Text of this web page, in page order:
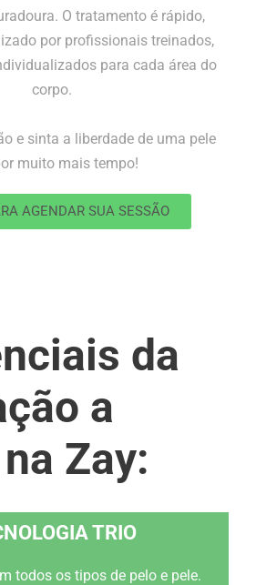
O tratamento é rápido,
por profissionais treinados,
para cada área do
corpo.
e sinta a liberdade de uma pele
muito mais tempo!
AGENDAR SUA SESSÃO
da
a
Zay:
TRIO
todos os tipos de pelo e pele.